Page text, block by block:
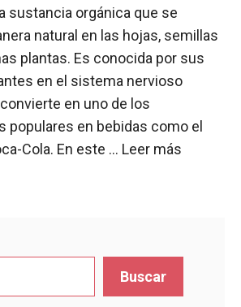
sustancia orgánica que se
natural en las hojas, semillas
plantas. Es conocida por sus
en el sistema nervioso
en uno de los
populares en bebidas como el
Cola. En este … Leer más
Buscar